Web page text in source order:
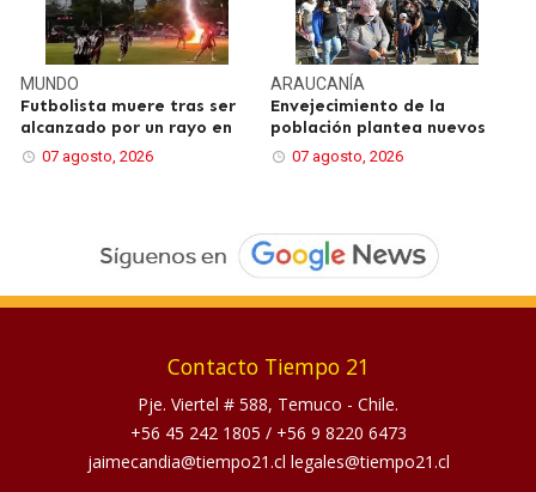
MUNDO
Futbolista muere tras ser
alcanzado por un rayo en
07 agosto, 2026
ARAUCANÍA
Envejecimiento de la
población plantea nuevos
07 agosto, 2026
Contacto Tiempo 21
Pje. Viertel # 588, Temuco - Chile.
+56 45 242 1805 / +56 9 8220 6473
jaimecandia@tiempo21.cl legales@tiempo21.cl